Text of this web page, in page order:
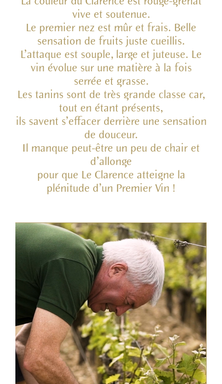
vive et soutenue.
Le premier nez est mûr et frais. Belle
sensation de fruits juste cueillis.
L’attaque est souple, large et juteuse. Le
vin évolue sur une matière à la fois
serrée et grasse.
Les tanins sont de très grande classe car,
tout en étant présents,
ils savent s’effacer derrière une sensation
de douceur.
Il manque peut-être un peu de chair et
d’allonge
pour que Le Clarence atteigne la
plénitude d’un Premier Vin !